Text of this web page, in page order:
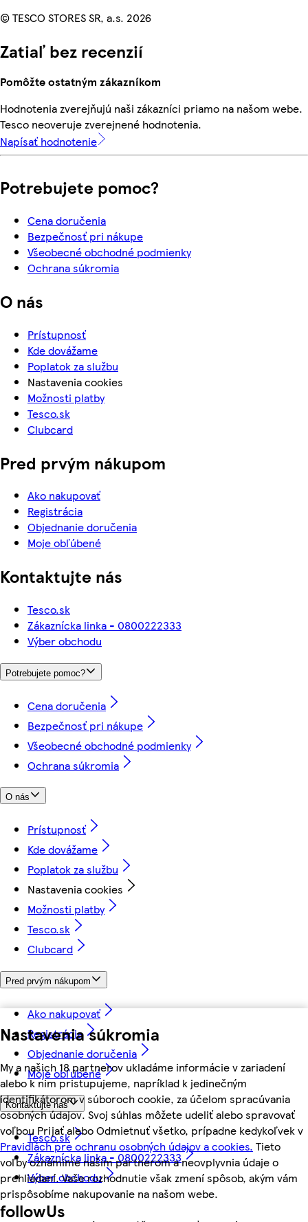
Nastavenia súkromia
My a našich 18 partnerov ukladáme informácie v zariadení
alebo k nim pristupujeme, napríklad k jedinečným
identifikátorom v súboroch cookie, za účelom spracúvania
osobných údajov. Svoj súhlas môžete udeliť alebo spravovať
voľbou Prijať alebo Odmietnuť všetko, prípadne kedykoľvek v
Pravidlách pre ochranu osobných údajov a cookies. Tieto
voľby oznámime našim partnerom a neovplyvnia údaje o
prehliadaní. Vaše rozhodnutie však zmení spôsob, akým vám
prispôsobíme nakupovanie na našom webe.
© TESCO STORES SR, a.s. 2026
Zatiaľ bez recenzií
Pomôžte ostatným zákazníkom
Hodnotenia zverejňujú naši zákazníci priamo na našom webe.
Tesco neoveruje zverejnené hodnotenia.
Napísať hodnotenie
Potrebujete pomoc?
Cena doručenia
Bezpečnosť pri nákupe
Všeobecné obchodné podmienky
Ochrana súkromia
O nás
Prístupnosť
Kde dovážame
Poplatok za službu
Nastavenia cookies
Možnosti platby
Tesco.sk
Clubcard
Pred prvým nákupom
Ako nakupovať
Registrácia
Objednanie doručenia
Moje obľúbené
Kontaktujte nás
Tesco.sk
Zákaznícka linka - 0800222333
Výber obchodu
Potrebujete pomoc?
Cena doručenia
Bezpečnosť pri nákupe
Všeobecné obchodné podmienky
Ochrana súkromia
O nás
Prístupnosť
Kde dovážame
Poplatok za službu
Nastavenia cookies
Možnosti platby
Tesco.sk
Clubcard
Pred prvým nákupom
Ako nakupovať
Registrácia
Objednanie doručenia
Moje obľúbené
Kontaktujte nás
Tesco.sk
Zákaznícka linka - 0800222333
Výber obchodu
followUs